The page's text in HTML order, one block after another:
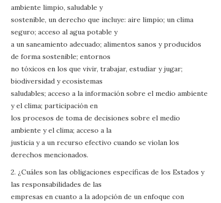
ambiente limpio, saludable y
sostenible, un derecho que incluye: aire limpio; un clima
seguro; acceso al agua potable y
a un saneamiento adecuado; alimentos sanos y producidos
de forma sostenible; entornos
no tóxicos en los que vivir, trabajar, estudiar y jugar;
biodiversidad y ecosistemas
saludables; acceso a la información sobre el medio ambiente
y el clima; participación en
los procesos de toma de decisiones sobre el medio
ambiente y el clima; acceso a la
justicia y a un recurso efectivo cuando se violan los
derechos mencionados.
2. ¿Cuáles son las obligaciones específicas de los Estados y
las responsabilidades de las
empresas en cuanto a la adopción de un enfoque con